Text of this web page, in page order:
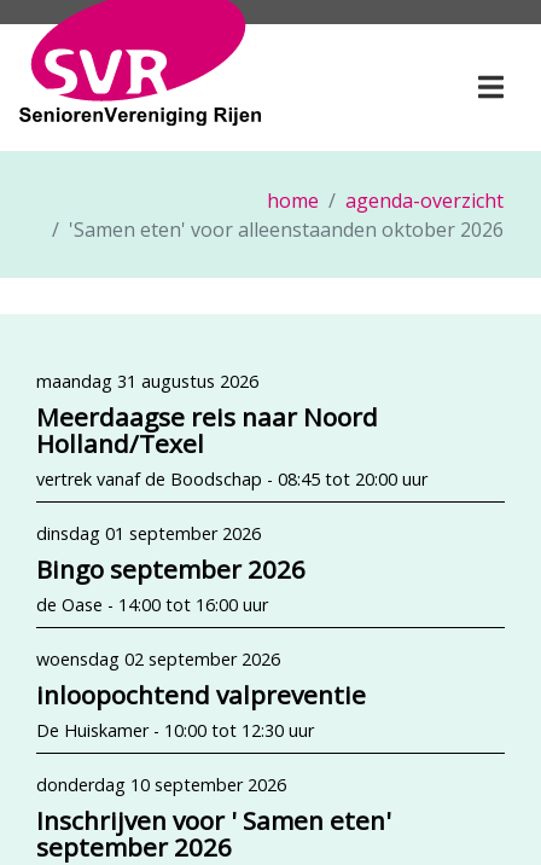
home
agenda-overzicht
'Samen eten' voor alleenstaanden oktober 2026
maandag 31 augustus 2026
Meerdaagse reis naar Noord
Holland/Texel
vertrek vanaf de Boodschap - 08:45 tot 20:00 uur
dinsdag 01 september 2026
Bingo september 2026
de Oase - 14:00 tot 16:00 uur
woensdag 02 september 2026
inloopochtend valpreventie
De Huiskamer - 10:00 tot 12:30 uur
donderdag 10 september 2026
Inschrijven voor ' Samen eten'
september 2026